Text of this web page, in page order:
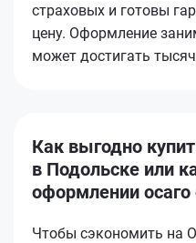
страховых и готовы
цену. Оформление
может достигать
Как выгодно
в Подольске или
оформлении
Чтобы сэкономить на